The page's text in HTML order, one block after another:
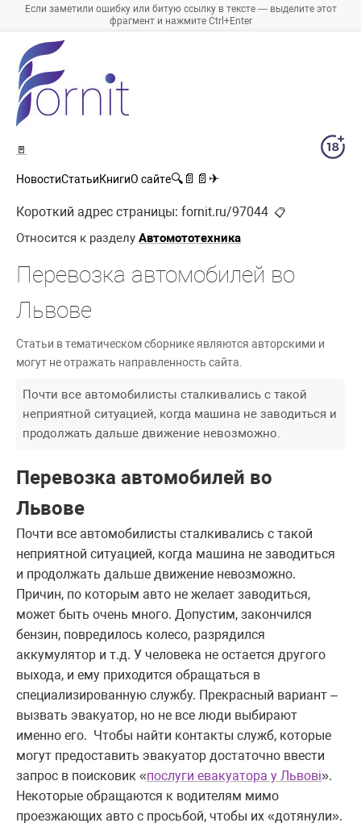
Если заметили ошибку или битую ссылку в тексте — выделите этот
фрагмент и нажмите Ctrl+Enter
🚪
НовостиСтатьиКнигиО сайте🔍 📄 📄 ✈
Короткий адрес страницы: fornit.ru/97044 📋
Относится к разделу Автомототехника
Перевозка автомобилей во
Львове
Статьи в тематическом сборнике являются авторскими и
могут не отражать направленность сайта.
Почти все автомобилисты сталкивались с такой
неприятной ситуацией, когда машина не заводиться и
продолжать дальше движение невозможно.
Перевозка автомобилей во
Львове
Почти все автомобилисты сталкивались с такой
неприятной ситуацией, когда машина не заводиться
и продолжать дальше движение невозможно.
Причин, по которым авто не желает заводиться,
может быть очень много. Допустим, закончился
бензин, повредилось колесо, разрядился
аккумулятор и т.д. У человека не остается другого
выхода, и ему приходится обращаться в
специализированную службу. Прекрасный вариант –
вызвать эвакуатор, но не все люди выбирают
именно его. Чтобы найти контакты служб, которые
могут предоставить эвакуатор достаточно ввести
запрос в поисковик «послуги евакуатора у Львові».
Некоторые обращаются к водителям мимо
проезжающих авто с просьбой, чтобы их «дотянули».